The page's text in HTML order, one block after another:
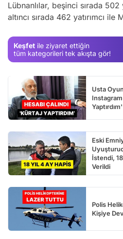
Lübnanlılar, beşinci sırada 502
altıncı sırada 462 yatırımcı ile
Keşfet ile ziyaret ettiğin
tüm kategorileri tek akışta gör!
Usta
Instagram
Yaptırdım'
Eski
İstendi,
Verildi
Polis
Kişiye